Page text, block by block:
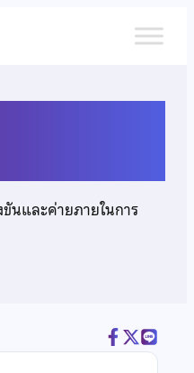
นและค่ายภายในการ